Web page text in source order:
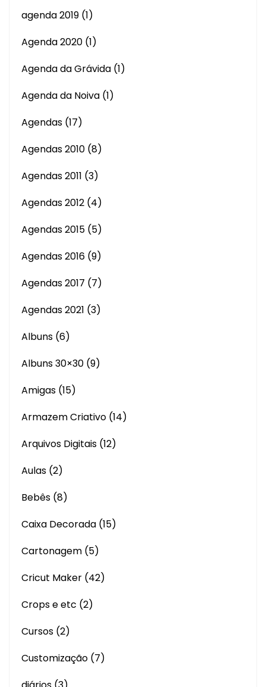
agenda 2019 (1)
Agenda 2020 (1)
Agenda da Grávida (1)
Agenda da Noiva (1)
Agendas (17)
Agendas 2010 (8)
Agendas 2011 (3)
Agendas 2012 (4)
Agendas 2015 (5)
Agendas 2016 (9)
Agendas 2017 (7)
Agendas 2021 (3)
Albuns (6)
Albuns 30×30 (9)
Amigas (15)
Armazem Criativo (14)
Arquivos Digitais (12)
Aulas (2)
Bebês (8)
Caixa Decorada (15)
Cartonagem (5)
Cricut Maker (42)
Crops e etc (2)
Cursos (2)
Customização (7)